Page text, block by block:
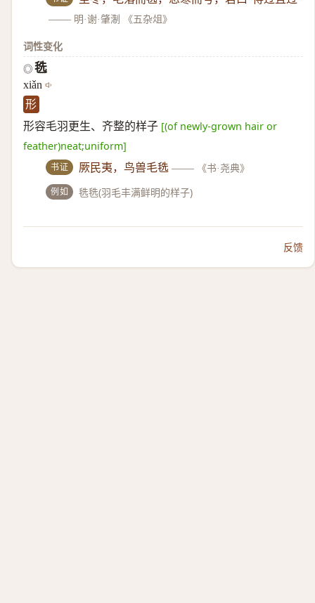
—— 明·谢·肇淛 《五杂俎》
词性变化
◎ 毨
xiǎn
形
形容毛羽更生、齐整的样子 [(of newly-grown hair or
feather)neat;uniform]
书证 厥民夷，鸟兽毛毨 —— 《书·尧典》
例如 毨毨(羽毛丰满鲜明的样子)
反馈